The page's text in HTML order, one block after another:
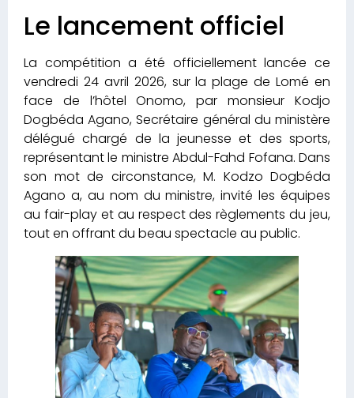
Le lancement officiel
La compétition a été officiellement lancée ce
vendredi 24 avril 2026, sur la plage de Lomé en
face de l’hôtel Onomo, par monsieur Kodjo
Dogbéda Agano, Secrétaire général du ministère
délégué chargé de la jeunesse et des sports,
représentant le ministre Abdul-Fahd Fofana. Dans
son mot de circonstance, M. Kodzo Dogbéda
Agano a, au nom du ministre, invité les équipes
au fair-play et au respect des règlements du jeu,
tout en offrant du beau spectacle au public.